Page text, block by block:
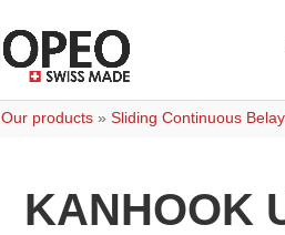
Our products » Sliding Continuous
KANHOOK